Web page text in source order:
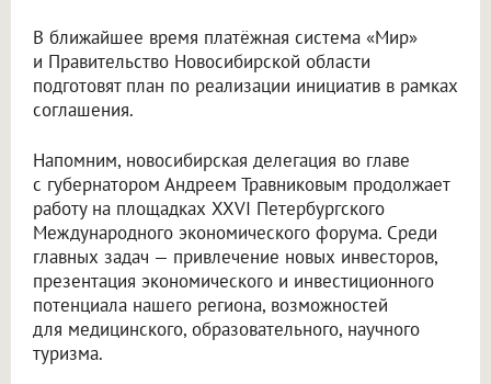
В ближайшее время платёжная система «Мир»
и Правительство Новосибирской области
подготовят план по реализации инициатив в рамках
соглашения.
Напомним, новосибирская делегация во главе
с губернатором Андреем Травниковым продолжает
работу на площадках XXVI Петербургского
Международного экономического форума. Среди
главных задач — привлечение новых инвесторов,
презентация экономического и инвестиционного
потенциала нашего региона, возможностей
для медицинского, образовательного, научного
туризма.